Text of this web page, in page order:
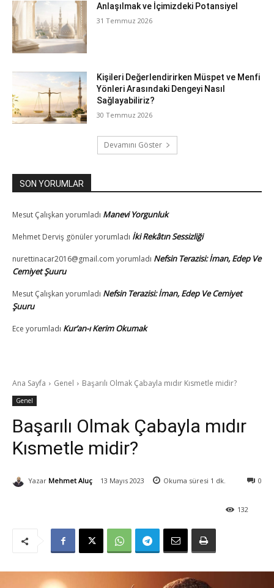
Anlaşılmak ve İçimizdeki Potansiyel
31 Temmuz 2026
Kişileri Değerlendirirken Müspet ve Menfi
Yönleri Arasındaki Dengeyi Nasıl
Sağlayabiliriz?
30 Temmuz 2026
Devamını Göster
SON YORUMLAR
Mesut Çalışkan yorumladı Manevi Yorgunluk
Mehmet Derviş gönüleryorumladı İki Rekâtın Sessizliği
nurettinacar2016@gmail.com yorumladı Nefsin Terazisi: İman, Edep Ve
Cemiyet Şuuru
Mesut Çalışkan yorumladı Nefsin Terazisi: İman, Edep Ve Cemiyet
Şuuru
Ece yorumladı Kur’an-ı Kerim Okumak